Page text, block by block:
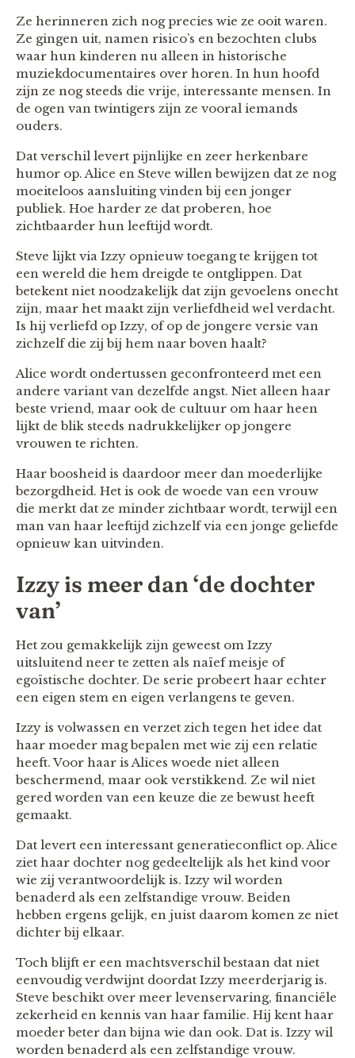
Ze herinneren zich nog precies wie ze ooit waren.
Ze gingen uit, namen risico’s en bezochten clubs
waar hun kinderen nu alleen in historische
muziekdocumentaires over horen. In hun hoofd
zijn ze nog steeds die vrije, interessante mensen. In
de ogen van twintigers zijn ze vooral iemands
ouders.
Dat verschil levert pijnlijke en zeer herkenbare
humor op. Alice en Steve willen bewijzen dat ze nog
moeiteloos aansluiting vinden bij een jonger
publiek. Hoe harder ze dat proberen, hoe
zichtbaarder hun leeftijd wordt.
Steve lijkt via Izzy opnieuw toegang te krijgen tot
een wereld die hem dreigde te ontglippen. Dat
betekent niet noodzakelijk dat zijn gevoelens onecht
zijn, maar het maakt zijn verliefdheid wel verdacht.
Is hij verliefd op Izzy, of op de jongere versie van
zichzelf die zij bij hem naar boven haalt?
Alice wordt ondertussen geconfronteerd met een
andere variant van dezelfde angst. Niet alleen haar
beste vriend, maar ook de cultuur om haar heen
lijkt de blik steeds nadrukkelijker op jongere
vrouwen te richten.
Haar boosheid is daardoor meer dan moederlijke
bezorgdheid. Het is ook de woede van een vrouw
die merkt dat ze minder zichtbaar wordt, terwijl een
man van haar leeftijd zichzelf via een jonge geliefde
opnieuw kan uitvinden.
Izzy is meer dan ‘de dochter
van’
Het zou gemakkelijk zijn geweest om Izzy
uitsluitend neer te zetten als naïef meisje of
egoïstische dochter. De serie probeert haar echter
een eigen stem en eigen verlangens te geven.
Izzy is volwassen en verzet zich tegen het idee dat
haar moeder mag bepalen met wie zij een relatie
heeft. Voor haar is Alices woede niet alleen
beschermend, maar ook verstikkend. Ze wil niet
gered worden van een keuze die ze bewust heeft
gemaakt.
Dat levert een interessant generatieconflict op. Alice
ziet haar dochter nog gedeeltelijk als het kind voor
wie zij verantwoordelijk is. Izzy wil worden
benaderd als een zelfstandige vrouw. Beiden
hebben ergens gelijk, en juist daarom komen ze niet
dichter bij elkaar.
Toch blijft er een machtsverschil bestaan dat niet
eenvoudig verdwijnt doordat Izzy meerderjarig is.
Steve beschikt over meer levenservaring, financiële
zekerheid en kennis van haar familie. Hij kent haar
moeder beter dan bijna wie dan ook. Dat is. Izzy wil
worden benaderd als een zelfstandige vrouw.